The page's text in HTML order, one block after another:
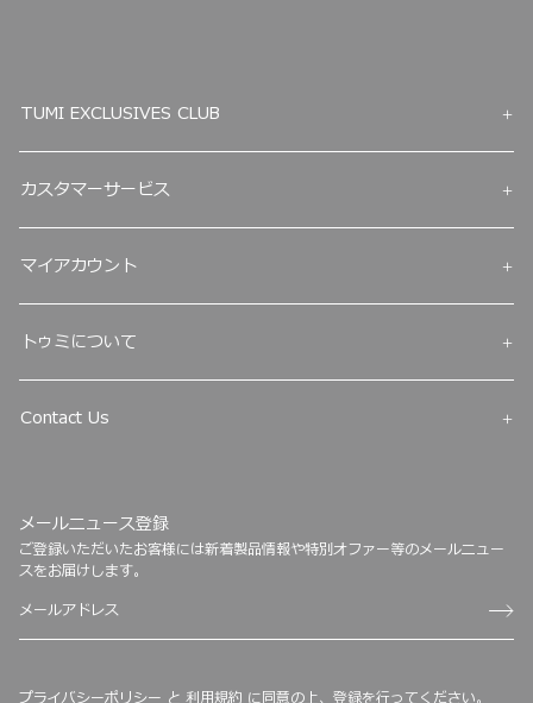
TUMI EXCLUSIVES CLUB
カスタマーサービス
マイアカウント
トゥミについて
Contact Us
メールニュース登録
ご登録いただいたお客様には新着製品情報や特別オファー等のメールニュー
スをお届けします。